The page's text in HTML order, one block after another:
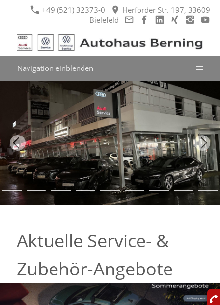
+49 (521) 32373-0
Herforder Str. 197, 33609
Bielefeld
Navigation einblenden
Aktuelle Service- &
Zubehör-Angebote